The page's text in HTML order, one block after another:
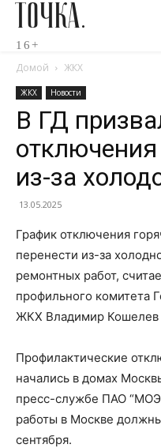
ТОЧКА.
16+
Домой ЖКХ
ЖКХ Новости
В ГД
из-за
13.05.2025
График отключения
перенести из-за
ремонтных работ,
профильного комитета
ЖКХ Владимир
Профилактические
начались в домах
пресс-службе ПАО
работы в Москве
сентября.